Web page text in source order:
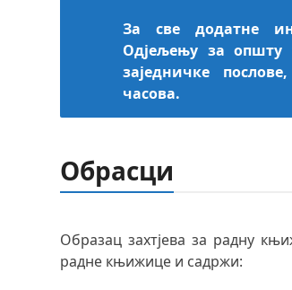
За све додатне
Одјељењу за општу
заједничке
часова.
Обрасци
Образац захтјева за радну
радне књижице и садржи: